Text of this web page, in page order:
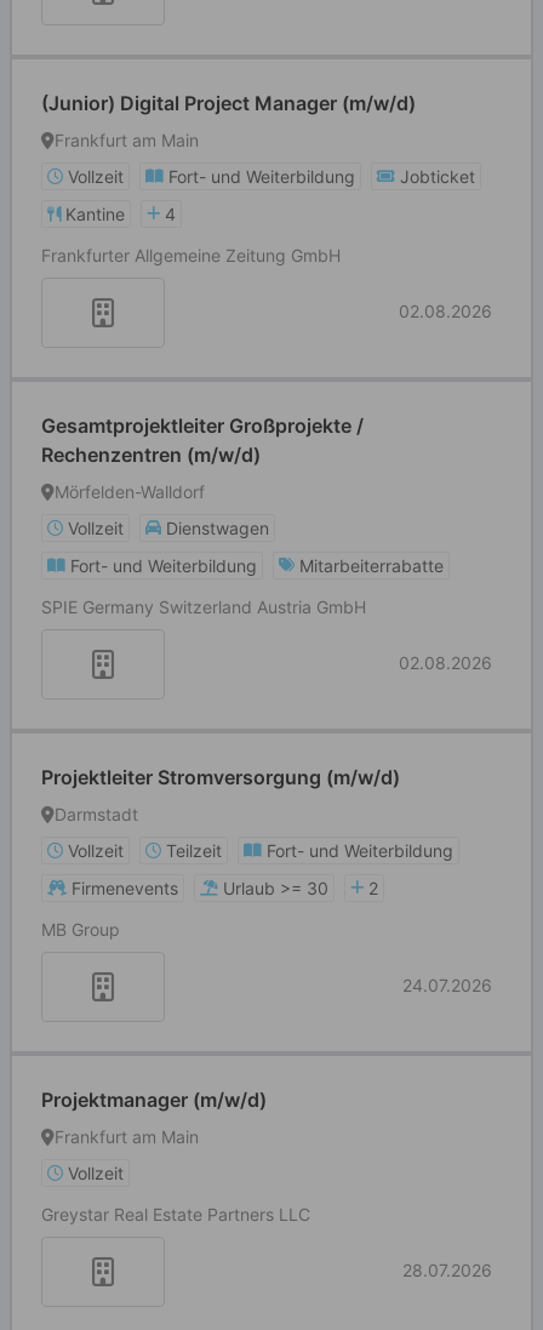
(Junior) Digital Project Manager (m/w/d)
Frankfurt am Main
Vollzeit
Fort- und Weiterbildung
Jobticket
Kantine
4
Frankfurter Allgemeine Zeitung GmbH
02.08.2026
Gesamtprojektleiter Großprojekte /
Rechenzentren (m/w/d)
Mörfelden-Walldorf
Vollzeit
Dienstwagen
Fort- und Weiterbildung
Mitarbeiterrabatte
SPIE Germany Switzerland Austria GmbH
02.08.2026
Projektleiter Stromversorgung (m/w/d)
Darmstadt
Vollzeit
Teilzeit
Fort- und Weiterbildung
Firmenevents
Urlaub >= 30
2
MB Group
24.07.2026
Projektmanager (m/w/d)
Frankfurt am Main
Vollzeit
Greystar Real Estate Partners LLC
28.07.2026